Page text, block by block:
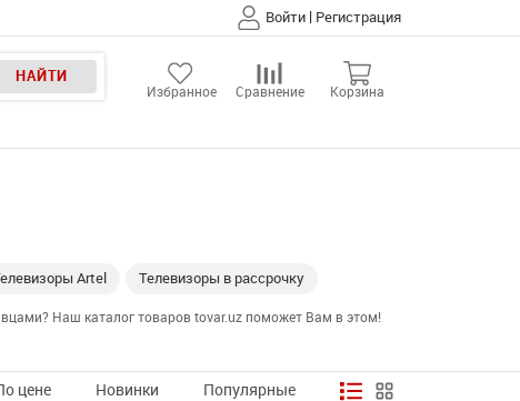
Войти | Регистрация
НАЙТИ
Избранное Сравнение Корзина
Artel Телевизоры в рассрочку
Наш каталог товаров tovar.uz поможет Вам в этом!
цене Новинки Популярные